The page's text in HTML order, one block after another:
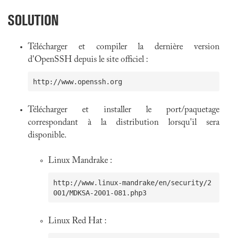
SOLUTION
Télécharger et compiler la dernière version
d'OpenSSH depuis le site officiel :
http://www.openssh.org
Télécharger et installer le port/paquetage
correspondant à la distribution lorsqu'il sera
disponible.
Linux Mandrake :
http://www.linux-mandrake/en/security/2
001/MDKSA-2001-081.php3
Linux Red Hat :